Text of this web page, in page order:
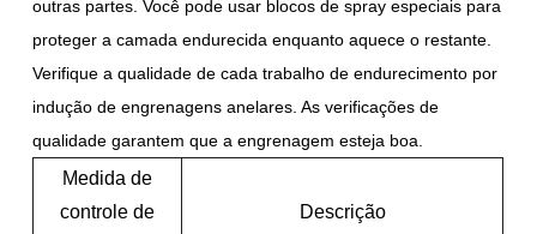
outras partes. Você pode usar blocos de spray especiais para
proteger a camada endurecida enquanto aquece o restante.
Verifique a qualidade de cada trabalho de endurecimento por
indução de engrenagens anelares. As verificações de
qualidade garantem que a engrenagem esteja boa.
Medida de
controle de
Descrição